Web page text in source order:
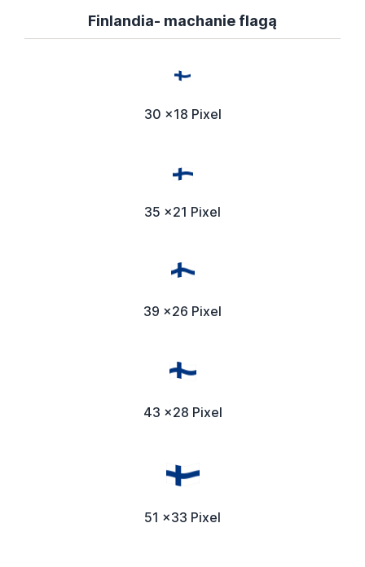
Finlandia- machanie flagą
30 x18 Pixel
35 x21 Pixel
39 x26 Pixel
43 x28 Pixel
51 x33 Pixel